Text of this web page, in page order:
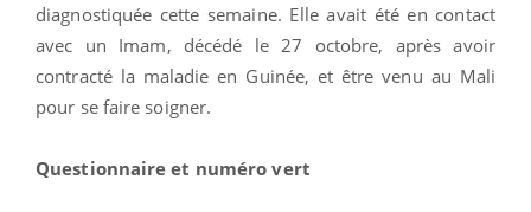
diagnostiquée cette semaine. Elle avait été en contact
avec un Imam, décédé le 27 octobre, après avoir
contracté la maladie en Guinée, et être venu au Mali
pour se faire soigner.
Questionnaire et numéro vert